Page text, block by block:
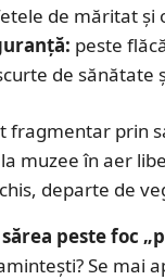
de măritat și
peste
de sănătate
fragmentar prin
muzee în aer
departe de
sărea peste foc
Se mai